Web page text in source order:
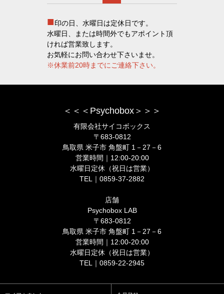
■印の日、水曜日は定休日です。
水曜日、または時間外でもアポイント頂
ければ営業致します。
お気軽にお問い合わせ下さいませ。
※休業前20時までにご連絡下さい。
＜＜＜Psychobox＞＞＞
有限会社サイコボックス
〒683-0812
鳥取県 米子市 角盤町 1－27－6
営業時間｜12:00-20:00
水曜日定休（祝日は営業）
TEL｜0859-37-2882
店舗
Psychobox LAB
〒683-0812
鳥取県 米子市 角盤町 1－27－6
営業時間｜12:00-20:00
水曜日定休（祝日は営業）
TEL｜0859-22-2945